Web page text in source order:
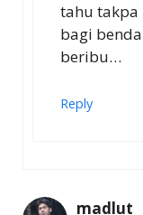
tahu takpa
bagi
beribu…
Reply
madlut